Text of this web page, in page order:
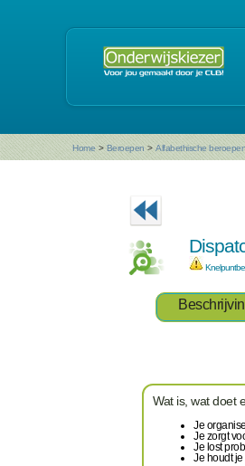
Home > Beroepen > Alfabethische
Wat is, wat doet
Je
Je zorgt
Je lost
Je houdt